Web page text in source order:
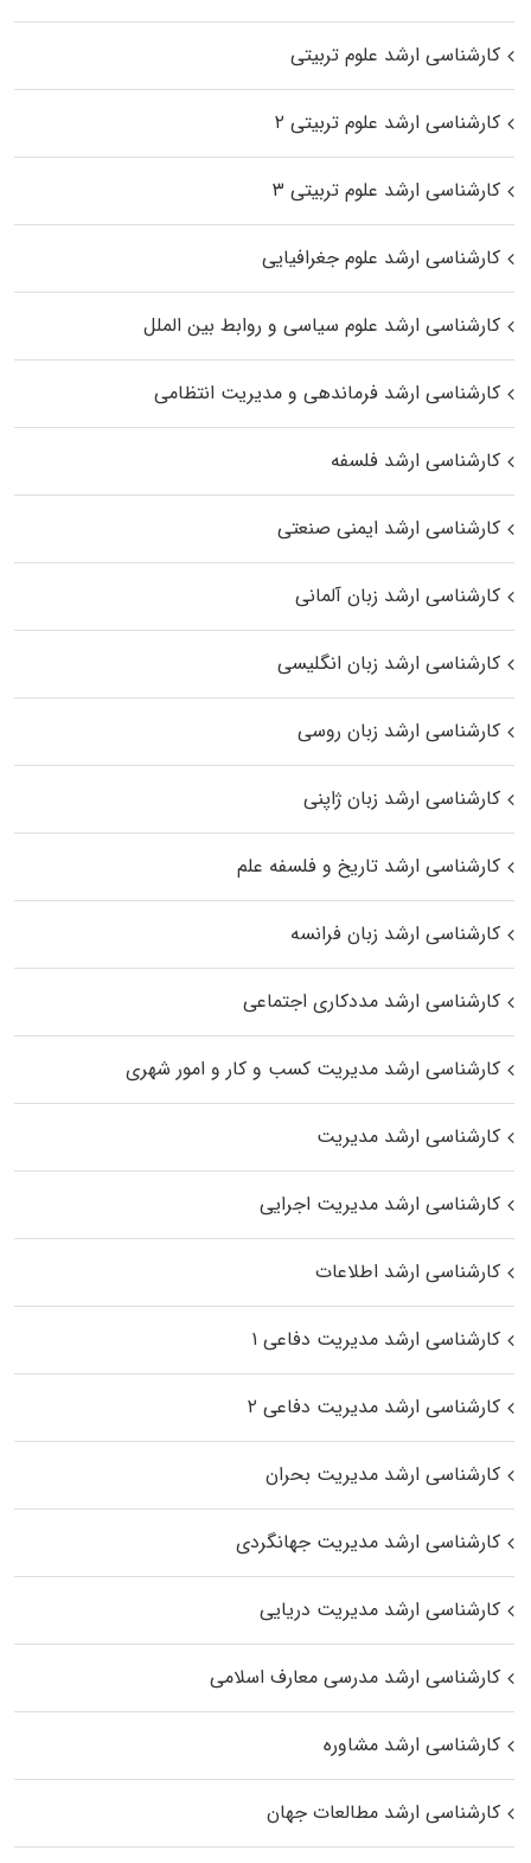
کارشناسی ارشد علوم تربیتی
کارشناسی ارشد علوم تربیتی ۲
کارشناسی ارشد علوم تربیتی ۳
کارشناسی ارشد علوم جغرافیایی
کارشناسی ارشد علوم سیاسی و روابط بین الملل
کارشناسی ارشد فرماندهی و مدیریت انتظامی
کارشناسی ارشد فلسفه
کارشناسی ارشد ایمنی صنعتی
کارشناسی ارشد زبان آلمانی
کارشناسی ارشد زبان انگلیسی
کارشناسی ارشد زبان روسی
کارشناسی ارشد زبان ژاپنی
کارشناسی ارشد تاریخ و فلسفه علم
کارشناسی ارشد زبان فرانسه
کارشناسی ارشد مددکاری اجتماعی
کارشناسی ارشد مدیریت کسب و کار و امور شهری
کارشناسی ارشد مدیریت
کارشناسی ارشد مدیریت اجرایی
کارشناسی ارشد اطلاعات
کارشناسی ارشد مدیریت دفاعی ۱
کارشناسی ارشد مدیریت دفاعی ۲
کارشناسی ارشد مدیریت بحران
کارشناسی ارشد مدیریت جهانگردی
کارشناسی ارشد مدیریت دریایی
کارشناسی ارشد مدرسی معارف اسلامی
کارشناسی ارشد مشاوره
کارشناسی ارشد مطالعات جهان